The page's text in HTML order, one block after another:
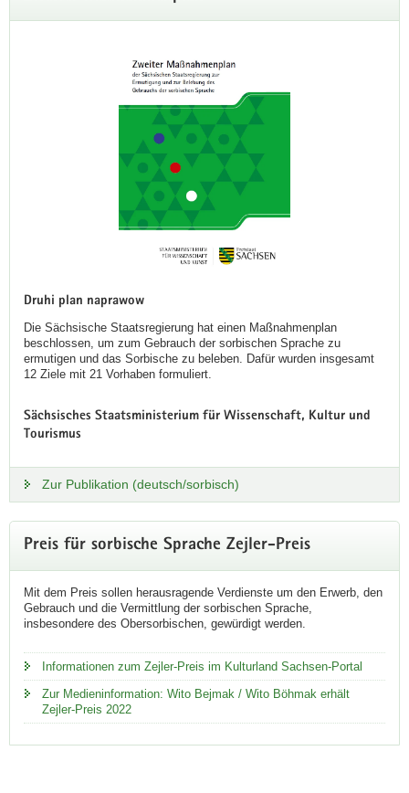
Druhi plan naprawow
Die Sächsische Staatsregierung hat einen Maßnahmenplan
beschlossen, um zum Gebrauch der sorbischen Sprache zu
ermutigen und das Sorbische zu beleben. Dafür wurden insgesamt
12 Ziele mit 21 Vorhaben formuliert.
Sächsisches Staatsministerium für Wissenschaft, Kultur und
Tourismus
Zur Publikation (deutsch/sorbisch)
Preis für sorbische Sprache Zejler-Preis
Mit dem Preis sollen herausragende Verdienste um den Erwerb, den
Gebrauch und die Vermittlung der sorbischen Sprache,
insbesondere des Obersorbischen, gewürdigt werden.
Informationen zum Zejler-Preis im Kulturland Sachsen-Portal
Zur Medieninformation: Wito Bejmak / Wito Böhmak erhält
Zejler-Preis 2022